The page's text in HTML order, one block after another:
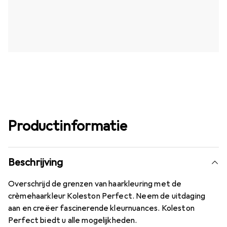
Productinformatie
Beschrijving
Overschrijd de grenzen van haarkleuring met de
crèmehaarkleur Koleston Perfect. Neem de uitdaging
aan en creëer fascinerende kleurnuances. Koleston
Perfect biedt u alle mogelijkheden.